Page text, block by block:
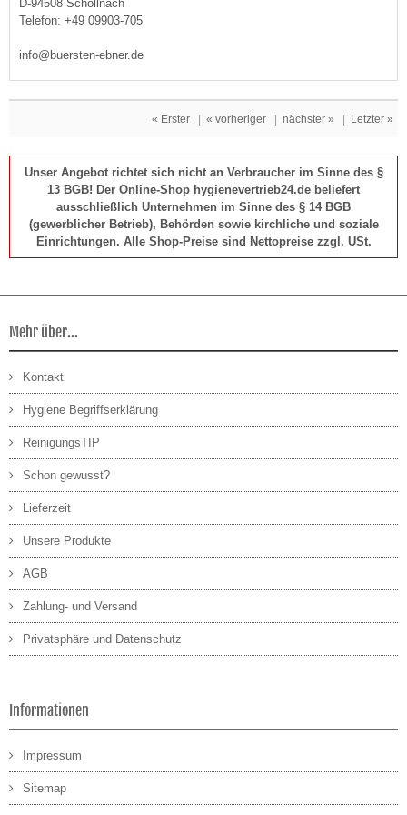
D-94508 Schöllnach
Telefon: +49 09903-705
info@buersten-ebner.de
« Erster « vorheriger nächster » Letzter »
Unser Angebot richtet sich nicht an Verbraucher im Sinne des §
13 BGB! Der Online-Shop hygienevertrieb24.de beliefert
ausschließlich Unternehmen im Sinne des § 14 BGB
(gewerblicher Betrieb), Behörden sowie kirchliche und soziale
Einrichtungen. Alle Shop-Preise sind Nettopreise zzgl. USt.
Mehr über...
Kontakt
Hygiene Begriffserklärung
ReinigungsTIP
Schon gewusst?
Lieferzeit
Unsere Produkte
AGB
Zahlung- und Versand
Privatsphäre und Datenschutz
Informationen
Impressum
Sitemap